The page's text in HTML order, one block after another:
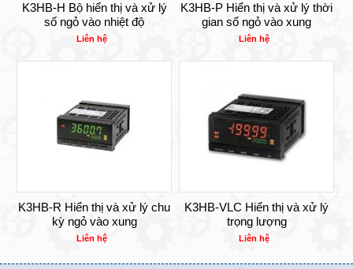
K3HB-H Bộ hiển thị và xử lý
số ngỏ vào nhiệt độ
Liên hệ
K3HB-P Hiển thị và xử lý thời
gian số ngỏ vào xung
Liên hệ
K3HB-R Hiển thị và xử lý chu
kỳ ngỏ vào xung
Liên hệ
K3HB-VLC Hiển thị và xử lý
trọng lượng
Liên hệ